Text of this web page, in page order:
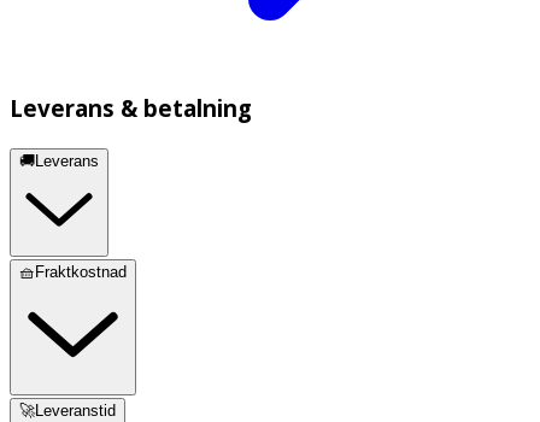
Leverans & betalning
🚚Leverans
🧺Fraktkostnad
🚀Leveranstid